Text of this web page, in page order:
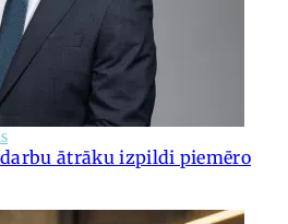
ātrāku izpildi piemēro